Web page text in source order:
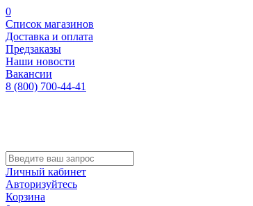
0
Список магазинов
Доставка и оплата
Предзаказы
Наши новости
Вакансии
8 (800) 700-44-41
Личный кабинет
Авторизуйтесь
Корзина